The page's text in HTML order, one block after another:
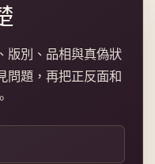
版別、品相與真偽狀
問題，再把正反面和